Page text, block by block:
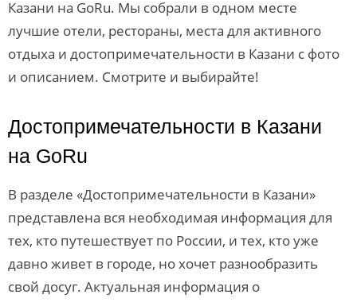
Казани на GoRu. Мы собрали в одном месте
лучшие отели, рестораны, места для активного
отдыха и достопримечательности в Казани с фото
и описанием. Смотрите и выбирайте!
Достопримечательности в Казани
на GoRu
В разделе «Достопримечательности в Казани»
представлена вся необходимая информация для
тех, кто путешествует по России, и тех, кто уже
давно живет в городе, но хочет разнообразить
свой досуг. Актуальная информация о